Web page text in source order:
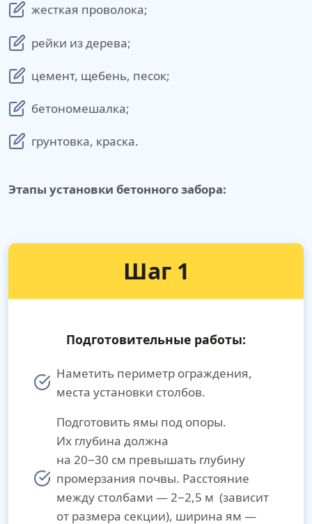
жесткая проволока;
рейки из дерева;
цемент, щебень, песок;
бетономешалка;
грунтовка, краска.
Этапы установки бетонного забора:
Шаг 1
Подготовительные работы:
Наметить периметр ограждения,
места установки столбов.
Подготовить ямы под опоры.
Их глубина должна
на 20−30 см превышать глубину
промерзания почвы. Расстояние
между столбами — 2−2,5 м (зависит
от размера секции), ширина ям —